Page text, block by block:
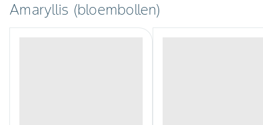
Amaryllis (bloembollen)